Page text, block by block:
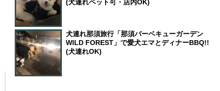
(犬連れペット可・店内OK)
犬連れ那須旅行「那須バーベキューガーデン
WILD FOREST」で愛犬エマとディナーBBQ!!
(犬連れOK)